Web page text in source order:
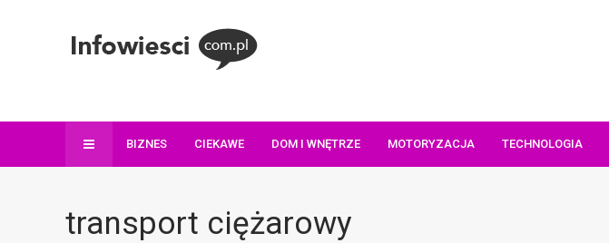
BIZNES CIEKAWE DOM I WNĘTRZE MOTORYZACJA TECHNOLOGIA
transport ciężarowy